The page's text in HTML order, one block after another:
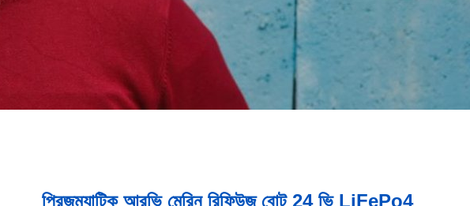
প্রিজম্যাটিক আরভি মেরিন রিফিউজ বোট 24 ভি LiFePo4